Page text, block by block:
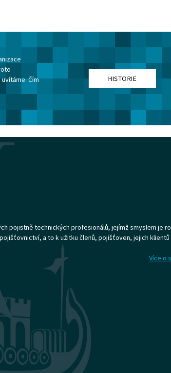
Čím
HISTORIE
pojistně technických profesionálů, jejímž smyslem je
a to k užitku členů, pojišťoven, jejich klientů
Více o